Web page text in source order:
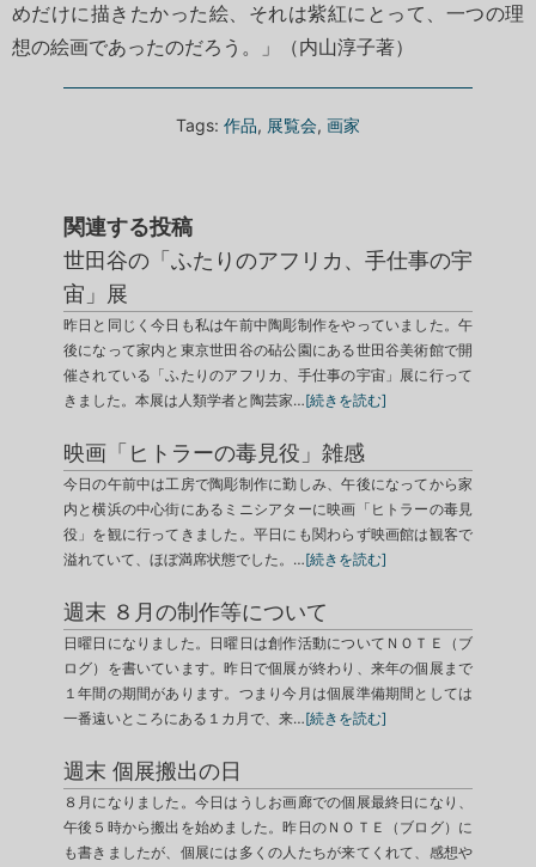
めだけに描きたかった絵、それは紫紅にとって、一つの理
想の絵画であったのだろう。」（内山淳子著）
Tags: 作品, 展覧会, 画家
関連する投稿
世田谷の「ふたりのアフリカ、手仕事の宇
宙」展
昨日と同じく今日も私は午前中陶彫制作をやっていました。午
後になって家内と東京世田谷の砧公園にある世田谷美術館で開
催されている「ふたりのアフリカ、手仕事の宇宙」展に行って
きました。本展は人類学者と陶芸家…[続きを読む]
映画「ヒトラーの毒見役」雑感
今日の午前中は工房で陶彫制作に勤しみ、午後になってから家
内と横浜の中心街にあるミニシアターに映画「ヒトラーの毒見
役」を観に行ってきました。平日にも関わらず映画館は観客で
溢れていて、ほぼ満席状態でした。…[続きを読む]
週末 ８月の制作等について
日曜日になりました。日曜日は創作活動についてＮＯＴＥ（ブ
ログ）を書いています。昨日で個展が終わり、来年の個展まで
１年間の期間があります。つまり今月は個展準備期間としては
一番遠いところにある１カ月で、来…[続きを読む]
週末 個展搬出の日
８月になりました。今日はうしお画廊での個展最終日になり、
午後５時から搬出を始めました。昨日のＮＯＴＥ（ブログ）に
も書きましたが、個展には多くの人たちが来てくれて、感想や